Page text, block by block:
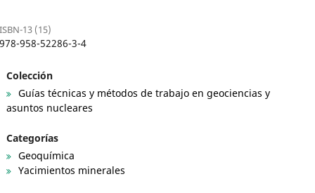
ISBN-13 (15)
978-958-52286-3-4
Colección
Guías técnicas y métodos de trabajo en geociencias y
asuntos nucleares
Categorías
Geoquímica
Yacimientos minerales